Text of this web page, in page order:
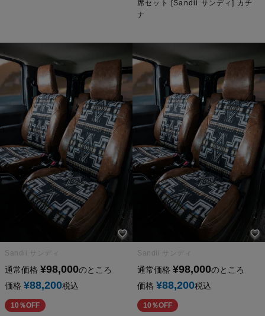
席セット [Sandii サンディ] カチ
ナ
Sandii サンディ
通常価格 ¥98,000のところ
価格 ¥88,200税込
10％OFF
Sandii サンディ
通常価格 ¥98,000のところ
価格 ¥88,200税込
10％OFF